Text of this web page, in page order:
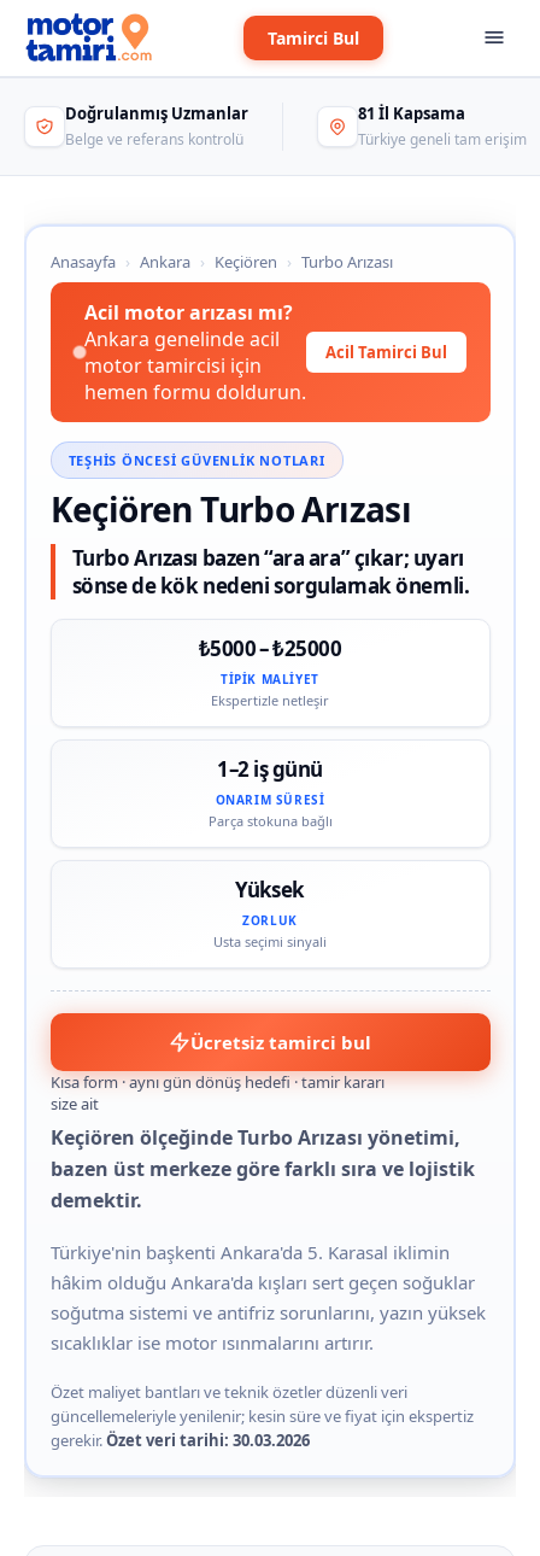
Tamirci Bul
Doğrulanmış Uzmanlar
Belge ve referans kontrolü
81 İl Kapsama
Türkiye geneli tam erişim
Anasayfa › Ankara › Keçiören › Turbo Arızası
Acil motor arızası mı?
Ankara genelinde acil
motor tamircisi için
hemen formu doldurun.
Acil Tamirci Bul
TEŞHIS ÖNCESI GÜVENLIK NOTLARI
Keçiören Turbo Arızası
Turbo Arızası bazen “ara ara” çıkar; uyarı
sönse de kök nedeni sorgulamak önemli.
₺5000 – ₺25000
TIPIK MALIYET
Ekspertizle netleşir
1–2 iş günü
ONARIM SÜRESI
Parça stokuna bağlı
Yüksek
ZORLUK
Usta seçimi sinyali
Ücretsiz tamirci bul
Kısa form · aynı gün dönüş hedefi · tamir kararı
size ait
Keçiören ölçeğinde Turbo Arızası yönetimi,
bazen üst merkeze göre farklı sıra ve lojistik
demektir.
Türkiye'nin başkenti Ankara'da 5. Karasal iklimin
hâkim olduğu Ankara'da kışları sert geçen soğuklar
soğutma sistemi ve antifriz sorunlarını, yazın yüksek
sıcaklıklar ise motor ısınmalarını artırır.
Özet maliyet bantları ve teknik özetler düzenli veri
güncellemeleriyle yenilenir; kesin süre ve fiyat için ekspertiz
gerekir.Özet veri tarihi: 30.03.2026